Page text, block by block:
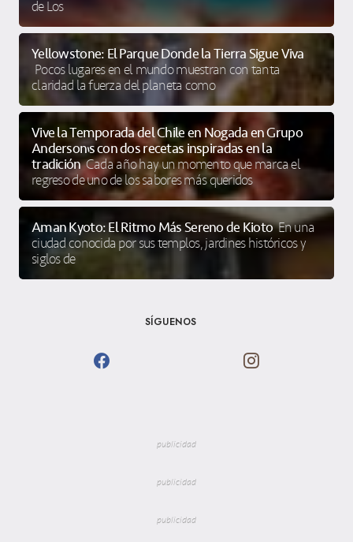
de Los
Yellowstone: El Parque Donde la Tierra Sigue Viva
Pocos lugares en el mundo muestran con tanta
claridad la fuerza del planeta como
Vive la Temporada del Chile en Nogada en Grupo
Anderson’s con dos recetas inspiradas en la
tradición Cada año hay un momento que marca el
regreso de uno de los sabores más queridos
Aman Kyoto: El Ritmo Más Sereno de Kioto En una
ciudad conocida por sus templos, jardines históricos y
siglos de
SÍGUENOS
publicidad
publicidad
publicidad